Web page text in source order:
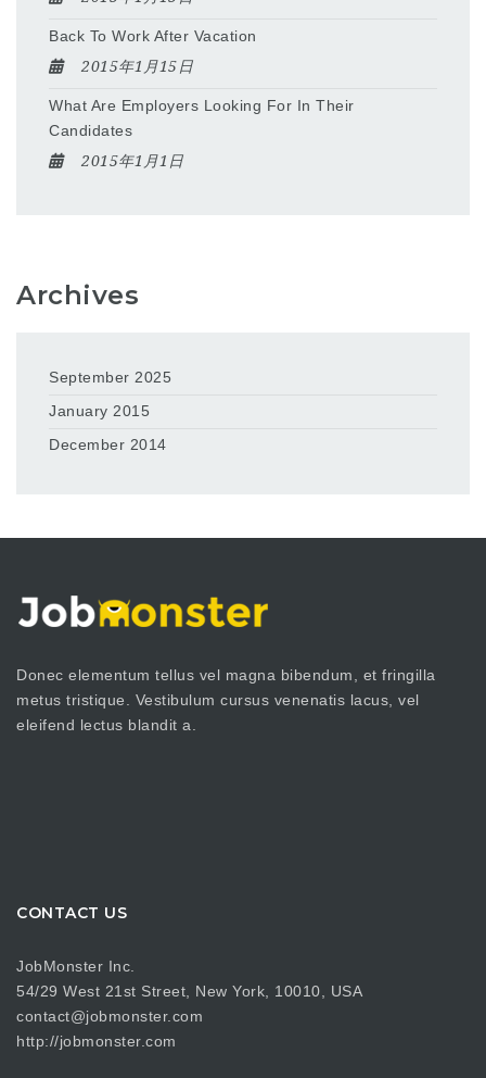
Back To Work After Vacation
2015年1月15日
What Are Employers Looking For In Their
Candidates
2015年1月1日
Archives
September 2025
January 2015
December 2014
Donec elementum tellus vel magna bibendum, et fringilla
metus tristique. Vestibulum cursus venenatis lacus, vel
eleifend lectus blandit a.
CONTACT US
JobMonster Inc.
54/29 West 21st Street, New York, 10010, USA
contact@jobmonster.com
http://jobmonster.com